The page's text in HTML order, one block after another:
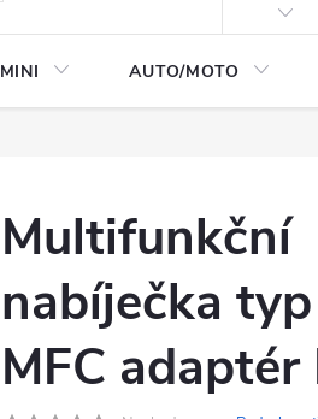
MINI AUTO/MOTO
Multifunkční
nabíječka
MFC adaptér